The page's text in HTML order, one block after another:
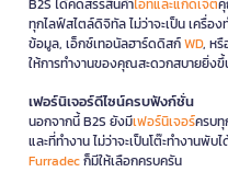
B2S ได้คัดสรรสินค้าไอทีและแก็ดเจ็ต
ทุกไลฟ์สไตล์ดิจิทัล ไม่ว่าจะเป็น เครื่อง
ข้อมูล, เอ็กซ์เทอนัลฮาร์ดดิสก์WD, หรื
ให้การทำงานของคุณสะดวกสบายยิ่ง
เฟอร์นิเจอร์ดีไซน์ครบฟังก์ชั่น
นอกจากนี้ B2S ยังมีเฟอร์นิเจอร์ครบ
และที่ทำงาน ไม่ว่าจะเป็นโต๊ะทำงานพับ
Furradecก็มีให้เลือกครบครัน